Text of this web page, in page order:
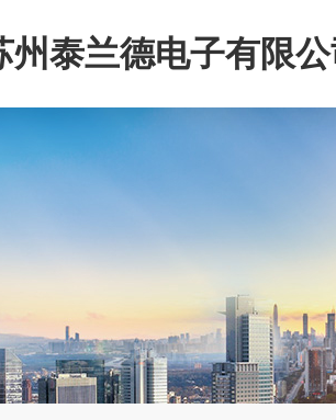
州泰兰德电子有限